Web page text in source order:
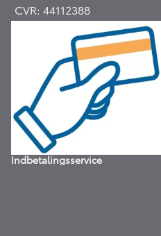
CVR:44112388
Indbetalingsservice